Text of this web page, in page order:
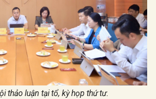
thảo luận tại tổ, kỳ họp thứ tư.